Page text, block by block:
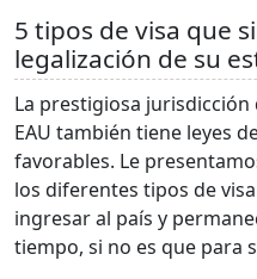
5 tipos de visa que
legalización de su
La prestigiosa
EAU también tiene leyes
favorables. Le
los diferentes tipos de
ingresar al país y
tiempo, si no es que para